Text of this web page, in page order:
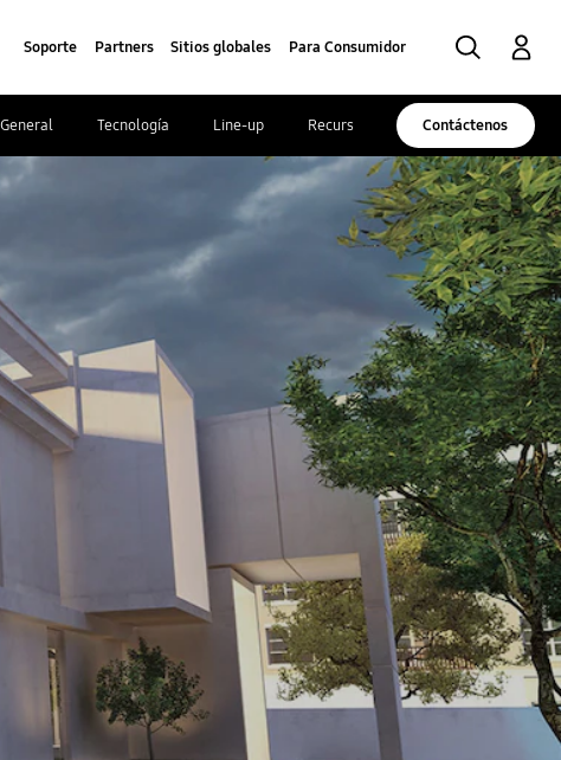
Soporte Partners Sitios globales Para Consumidor
Contáctenos
General Tecnología Line-up Recursos